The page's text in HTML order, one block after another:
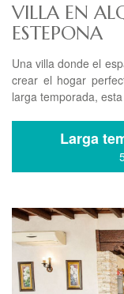
VILLA EN
ESTEPONA
Una villa donde el
crear el hogar
larga temporada,
Larga